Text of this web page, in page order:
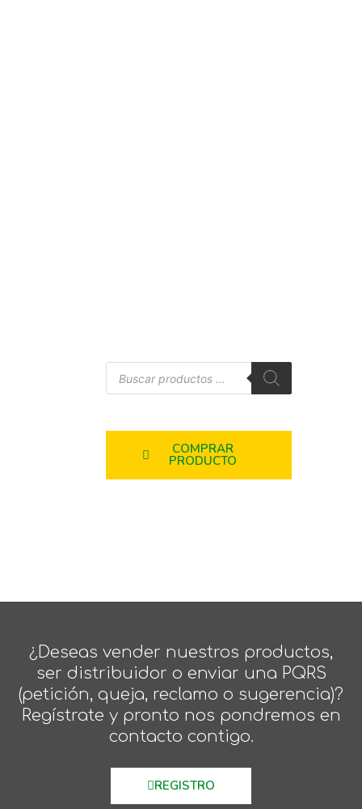
COMPRAR
PRODUCTO
¿Deseas vender nuestros productos,
ser distribuidor o enviar una PQRS
(petición, queja, reclamo o sugerencia)?
Regístrate y pronto nos pondremos en
contacto contigo.
REGISTRO